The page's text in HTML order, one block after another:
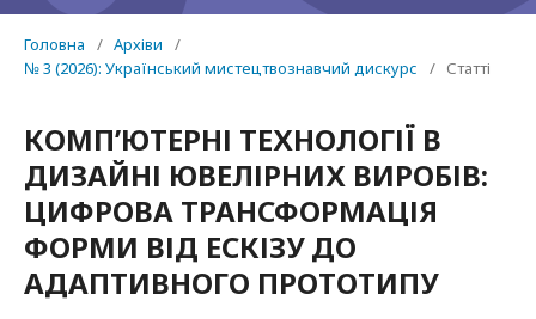
Головна / Архіви
/
№ 3 (2026): Український мистецтвознавчий дискурс
/ Статті
КОМП’ЮТЕРНІ ТЕХНОЛОГІЇ В
ДИЗАЙНІ ЮВЕЛІРНИХ ВИРОБІВ:
ЦИФРОВА ТРАНСФОРМАЦІЯ
ФОРМИ ВІД ЕСКІЗУ ДО
АДАПТИВНОГО ПРОТОТИПУ